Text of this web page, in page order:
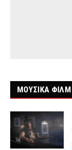
ΜΟΥΣΙΚΑ ΦΙΛΜ